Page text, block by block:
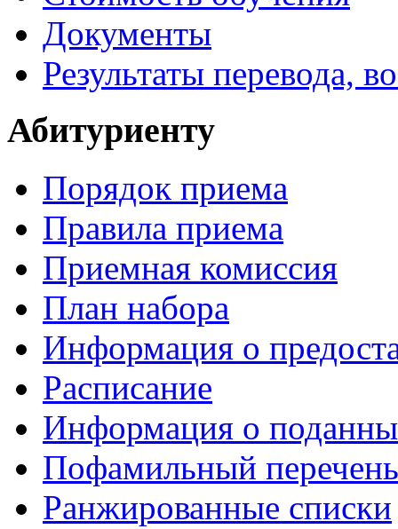
Документы
Результаты перевода,
Абитуриенту
Порядок приема
Правила приема
Приемная комиссия
План набора
Информация о
Расписание
Информация о
Пофамильный
Ранжированные списки